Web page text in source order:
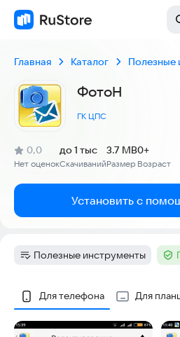
Главная Каталог Полезные
ФотоН
ГК ЦПС
Рейтинг:
0,0
(
Нет оценок
)
Скачиваний
до 1 тыс
Размер
3.7 MB
Возраст
0+
Установить с
Категория:
Полезные инструменты Тег :
Скриншоты
Для телефона Для